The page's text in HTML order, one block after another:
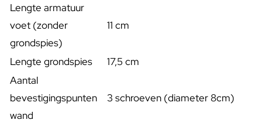
Lengte armatuur
voet (zonder
grondspies)
11 cm
Lengte grondspies
17,5 cm
Aantal
bevestigingspunten
wand
3 schroeven (diameter 8cm)